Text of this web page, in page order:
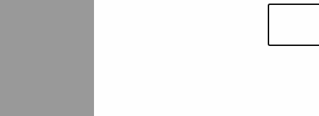
SOITINKOULUT JA OPPAAT